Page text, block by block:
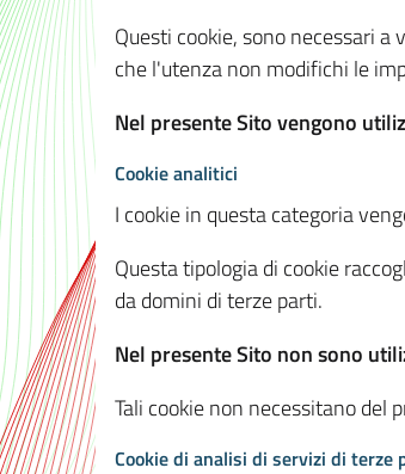
Questi cookie, sono necessari
che l'utenza non modifichi le
Nel presente Sito vengono
Cookie analitici
I cookie in questa categoria
Questa tipologia di cookie
da domini di terze parti.
Nel presente Sito non sono
Tali cookie non necessitano del
Cookie di analisi di servizi di terze